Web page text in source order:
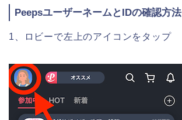
PeepsユーザーネームとIDの確認方法
1、ロビーで左上のアイコンをタップ